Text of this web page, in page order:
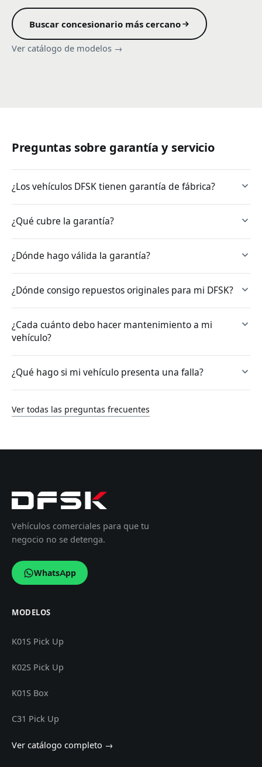
Buscar concesionario más cercano
Ver catálogo de modelos →
Preguntas sobre garantía y servicio
¿Los vehículos DFSK tienen garantía de fábrica?
¿Qué cubre la garantía?
¿Dónde hago válida la garantía?
¿Dónde consigo repuestos originales para mi DFSK?
¿Cada cuánto debo hacer mantenimiento a mi
vehículo?
¿Qué hago si mi vehículo presenta una falla?
Ver todas las preguntas frecuentes
Vehículos comerciales para que tu
negocio no se detenga.
WhatsApp
MODELOS
K01S Pick Up
K02S Pick Up
K01S Box
C31 Pick Up
Ver catálogo completo →